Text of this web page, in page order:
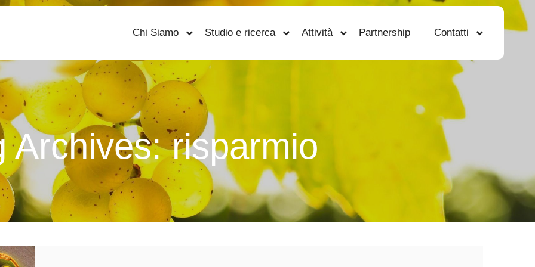
Chi Siamo Studio e ricerca Attività Partnership Contatti
Archives:risparmio